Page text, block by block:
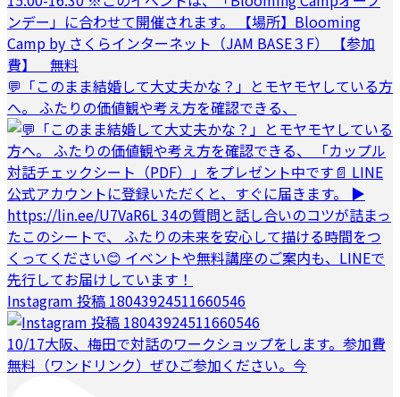
💬「このまま結婚して大丈夫かな？」とモヤモヤしている方
へ。 ふたりの価値観や考え方を確認できる、
Instagram 投稿 18043924511660546
10/17大阪、梅田で対話のワークショップをします。参加費
無料（ワンドリンク）ぜひご参加ください。今